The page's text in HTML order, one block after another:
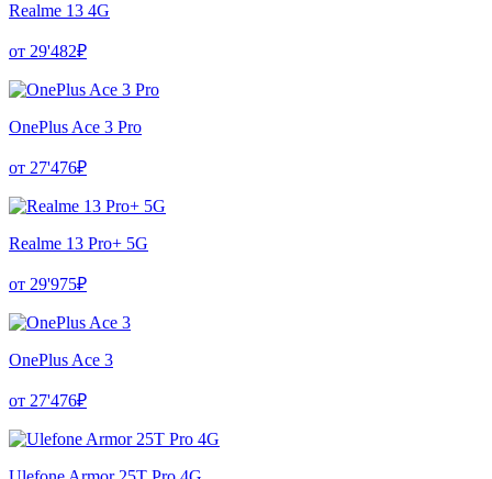
Realme 13 4G
от 29'482₽
OnePlus Ace 3 Pro
от 27'476₽
Realme 13 Pro+ 5G
от 29'975₽
OnePlus Ace 3
от 27'476₽